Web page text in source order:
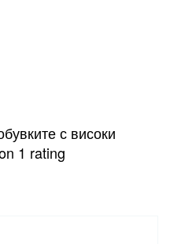
с високи
1 rating